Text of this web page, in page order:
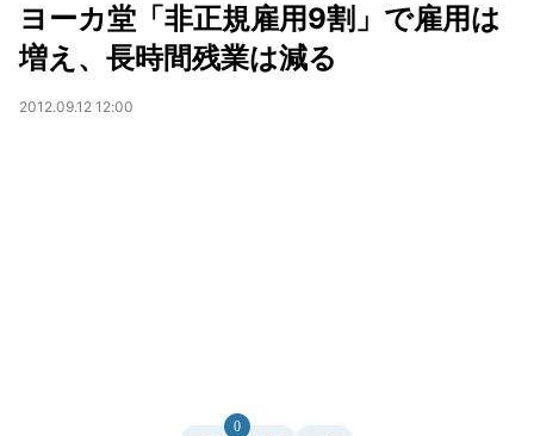
ヨーカ堂「非正規雇用9割」で雇用は
増え、長時間残業は減る
2012.09.12 12:00
0